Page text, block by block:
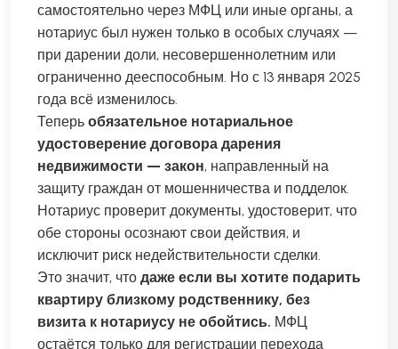
самостоятельно через МФЦ или иные органы, а
нотариус был нужен только в особых случаях —
при дарении доли, несовершеннолетним или
ограниченно дееспособным. Но с 13 января 2025
года всё изменилось.
Теперь обязательное нотариальное
удостоверение договора дарения
недвижимости — закон, направленный на
защиту граждан от мошенничества и подделок.
Нотариус проверит документы, удостоверит, что
обе стороны осознают свои действия, и
исключит риск недействительности сделки.
Это значит, что даже если вы хотите подарить
квартиру близкому родственнику, без
визита к нотариусу не обойтись. МФЦ
остаётся только для регистрации перехода